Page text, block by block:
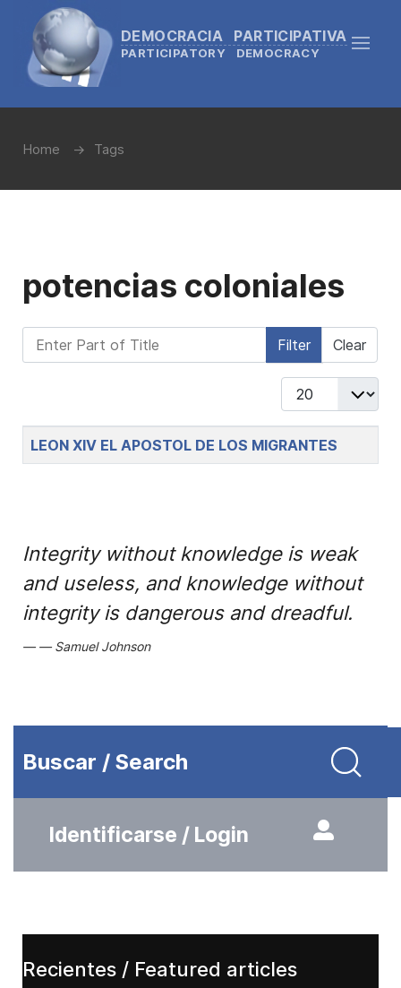
DEMOCRACIA PARTICIPATIVA
PARTICIPATORY DEMOCRACY
Home Tags
potencias coloniales
Enter Part of Title Filter Clear
Display #
Title
LEON XIV EL APOSTOL DE LOS MIGRANTES
Integrity without knowledge is weak
and useless, and knowledge without
integrity is dangerous and dreadful.
Samuel Johnson
Buscar / Search
Identificarse / Login
Recientes / Featured articles